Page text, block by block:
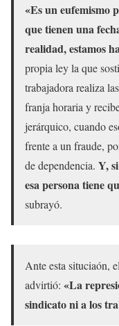
«Es un eufemismo
que tienen una
realidad, estamos
propia ley la que
trabajadora realiza
franja horaria y
jerárquico, cuando
frente a un fraude,
de dependencia. Y,
esa persona tiene
subrayó.
Ante esta situciaón,
advirtió: «La
sindicato ni a los